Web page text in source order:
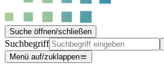
Suche öffnen/schließen
Suchbegriff
Menü auf/zuklappen